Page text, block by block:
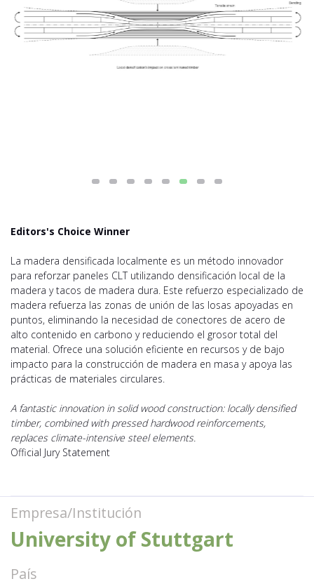
Editors's Choice Winner
La madera densificada localmente es un método innovador
para reforzar paneles CLT utilizando densificación local de la
madera y tacos de madera dura. Este refuerzo especializado de
madera refuerza las zonas de unión de las losas apoyadas en
puntos, eliminando la necesidad de conectores de acero de
alto contenido en carbono y reduciendo el grosor total del
material. Ofrece una solución eficiente en recursos y de bajo
impacto para la construcción de madera en masa y apoya las
prácticas de materiales circulares.
A fantastic innovation in solid wood construction: locally densified
timber, combined with pressed hardwood reinforcements,
replaces climate-intensive steel elements.
Official Jury Statement
Empresa/Institución
University of Stuttgart
País